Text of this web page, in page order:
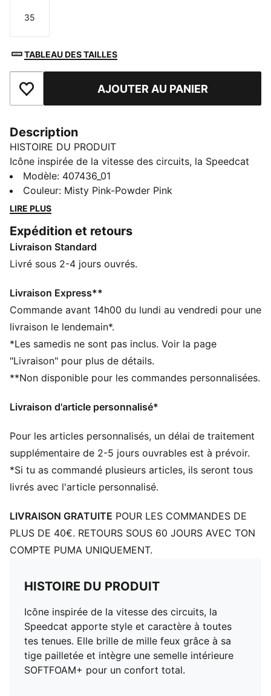
Taille
35
TABLEAU DES TAILLES
Ajouter aux favorisAJOUTER AU PANIER
Description
HISTOIRE DU PRODUIT
Icône inspirée de la vitesse des circuits, la Speedcat
apporte style et caractère à toutes tes tenues. Elle
brille de mille feux grâce à sa tige pailletée et intègre
une semelle intérieure SOFTFOAM+ pour un confort
DÉTAILS
Conçu pour : compléter tes tenues de tous les jours
Largeur : régulière
Talon : Talon plat
Tige pailletée
Détails brandés PUMA
un meilleur confort
PUMA Enfant : recommandé pour les enfants de
4 à 8 ans
Modèle: 407436_01
Couleur: Misty Pink-Powder Pink
LIRE PLUS
Expédition et retours
Livraison Standard
Livré sous 2-4 jours ouvrés.
Livraison Express**
Commande avant 14h00 du lundi au vendredi pour une
livraison le lendemain*.
*Les samedis ne sont pas inclus. Voir la page
"Livraison" pour plus de détails.
**Non disponible pour les commandes personnalisées.
Livraison d'article personnalisé*
Pour les articles personnalisés, un délai de traitement
supplémentaire de 2-5 jours ouvrables est à prévoir.
*Si tu as commandé plusieurs articles, ils seront tous
livrés avec l'article personnalisé.
LIVRAISON GRATUITE POUR LES COMMANDES DE
PLUS DE 40€. RETOURS SOUS 60 JOURS AVEC TON
COMPTE PUMA UNIQUEMENT.
HISTOIRE DU PRODUIT
Icône inspirée de la vitesse des circuits, la
Speedcat apporte style et caractère à toutes
tes tenues. Elle brille de mille feux grâce à sa
tige pailletée et intègre une semelle intérieure
SOFTFOAM+ pour un confort total.